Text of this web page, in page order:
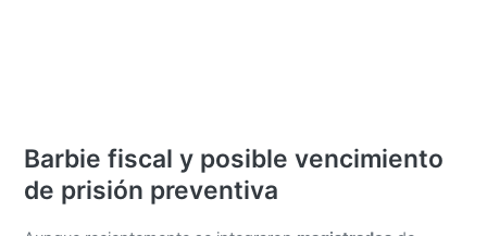
Barbie fiscal y posible vencimiento
de prisión preventiva